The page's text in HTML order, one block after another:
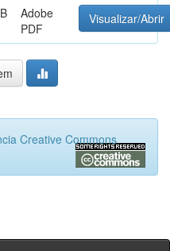
Adobe
PDF
Visualizar/Abrir
Creative Commons